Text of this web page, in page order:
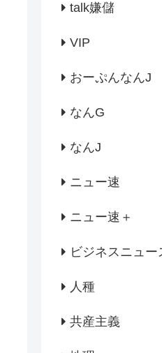
talk嫌儲
VIP
おーぷんなんJ
なんG
なんJ
ニュー速
ニュー速＋
ビジネスニュー
人種
共産主義